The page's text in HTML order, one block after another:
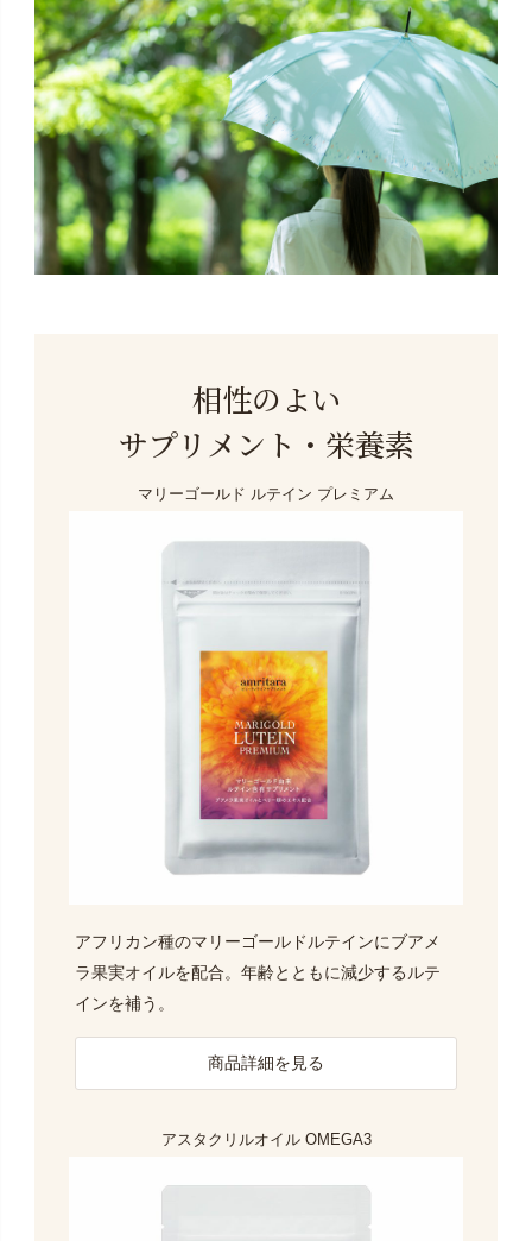
相性のよい
サプリメント・栄養素
マリーゴールド ルテイン プレミアム
アフリカン種のマリーゴールドルテインにブアメ
ラ果実オイルを配合。年齢とともに減少するルテ
インを補う。
商品詳細を見る
アスタクリルオイル OMEGA3